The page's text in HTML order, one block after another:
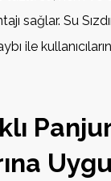
sağlar. Su
ile